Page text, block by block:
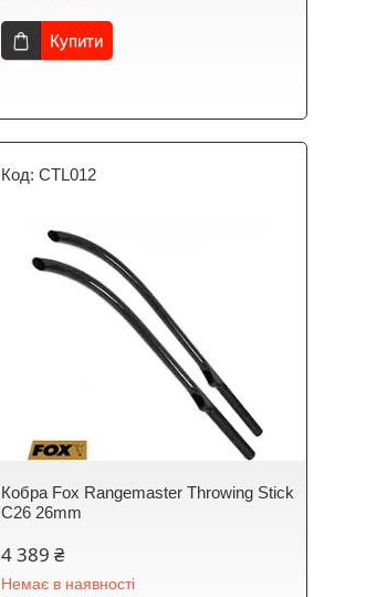
Купити
CTL012
Кобра Fox Rangemaster Throwing Stick
C26 26mm
4 389 ₴
Немає в наявності